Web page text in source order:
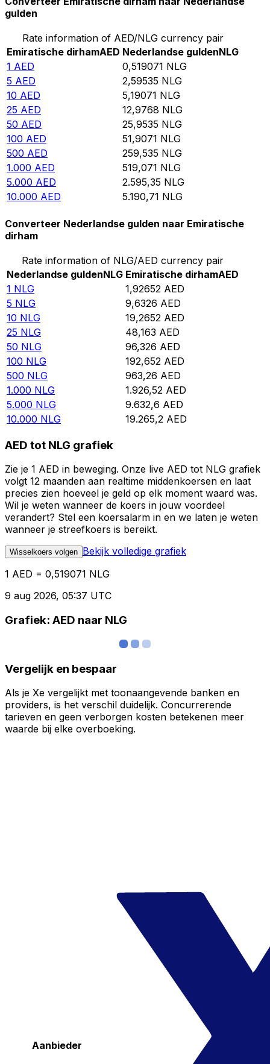
gulden
Rate information of AED/NLG currency pair
Emiratische dirhamAED Nederlandse guldenNLG
1 AED 0,519071 NLG
5 AED 2,59535 NLG
10 AED 5,19071 NLG
25 AED 12,9768 NLG
50 AED 25,9535 NLG
100 AED 51,9071 NLG
500 AED 259,535 NLG
1.000 AED 519,071 NLG
5.000 AED 2.595,35 NLG
10.000 AED 5.190,71 NLG
Converteer Nederlandse gulden naar Emiratische
dirham
Rate information of NLG/AED currency pair
Nederlandse guldenNLG Emiratische dirhamAED
1 NLG 1,92652 AED
5 NLG 9,6326 AED
10 NLG 19,2652 AED
25 NLG 48,163 AED
50 NLG 96,326 AED
100 NLG 192,652 AED
500 NLG 963,26 AED
1.000 NLG 1.926,52 AED
5.000 NLG 9.632,6 AED
10.000 NLG 19.265,2 AED
AED tot NLG grafiek
Zie je 1 AED in beweging. Onze live AED tot NLG grafiek
volgt 12 maanden aan realtime middenkoersen en laat
precies zien hoeveel je geld op elk moment waard was.
Wil je weten wanneer de koers in jouw voordeel
verandert? Stel een koersalarm in en we laten je weten
wanneer je streefkoers is bereikt.
Wisselkoers volgen Bekijk volledige grafiek
1 AED = 0,519071 NLG
9 aug 2026, 05:37 UTC
Grafiek: AED naar NLG
Vergelijk en bespaar
Als je Xe vergelijkt met toonaangevende banken en
providers, is het verschil duidelijk. Concurrerende
tarieven en geen verborgen kosten betekenen meer
waarde bij elke overboeking.
Aanbieder